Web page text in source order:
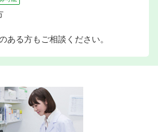
る方もご相談ください。